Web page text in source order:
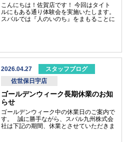
こんにちは！佐賀店です！ 今回はタイト
ルにもある通り体験会を実施いたします。
スバルでは『人のいのち』をまもることに
のち』を守る人々の一般社団法人 大分ラ
近で起こりうる事故で対応する為『ベーシ
ックライフサポート講習』を開催いたしま
す。開催期間はこちら！！ 唐津店、武雄
店、佐賀店にて開催します。ご参加いただ
いた方には、屋久杉ストラップをプレゼン
トいたします！！皆様いざというときに役
に立つ講習ですのでぜひご参加ください。
スタッフ一同お待ちしております。
2026.04.27
スタッフブログ
佐世保日宇店
ゴールデンウィーク長期休業のお知
らせ
ゴールデンウィーク中の休業日のご案内で
す。 誠に勝手ながら、スバル九州株式会
社は下記の期間、休業とさせていただきま